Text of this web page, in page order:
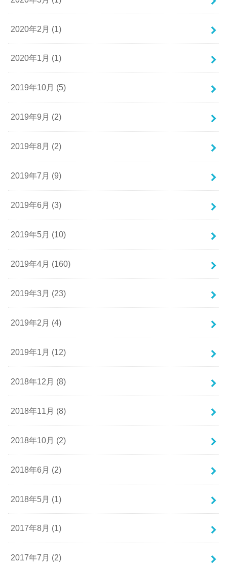
2020年2月 (1)
2020年1月 (1)
2019年10月 (5)
2019年9月 (2)
2019年8月 (2)
2019年7月 (9)
2019年6月 (3)
2019年5月 (10)
2019年4月 (160)
2019年3月 (23)
2019年2月 (4)
2019年1月 (12)
2018年12月 (8)
2018年11月 (8)
2018年10月 (2)
2018年6月 (2)
2018年5月 (1)
2017年8月 (1)
2017年7月 (2)